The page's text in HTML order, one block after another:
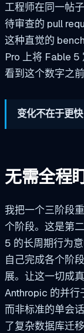
工程师在同一帖
待审查的 pull
这种直觉的
Pro 上将 Fable 5
看到这个数字之
变化不在于更
无需全程
我把一个三阶段
个阶段。这是第
5 的长周期行为
自己完成各个阶
展。让这一切成
Anthropic 的并行
而非标准的单会
了复杂数据库迁